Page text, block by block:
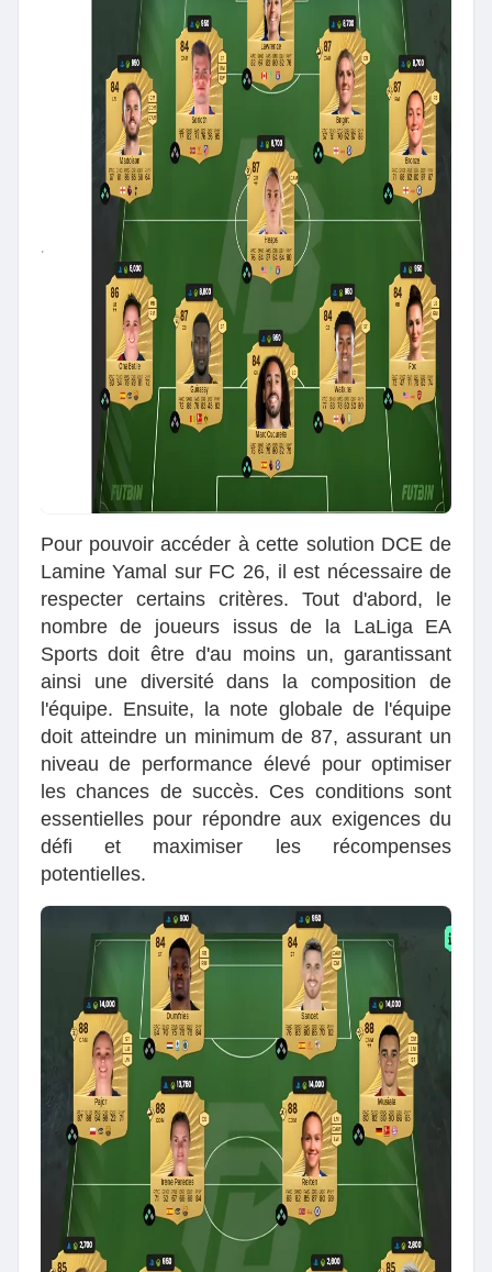
Pour pouvoir accéder à cette solution DCE de
Lamine Yamal sur FC 26, il est nécessaire de
respecter certains critères. Tout d'abord, le
nombre de joueurs issus de la LaLiga EA
Sports doit être d'au moins un, garantissant
ainsi une diversité dans la composition de
l'équipe. Ensuite, la note globale de l'équipe
doit atteindre un minimum de 87, assurant un
niveau de performance élevé pour optimiser
les chances de succès. Ces conditions sont
essentielles pour répondre aux exigences du
défi et maximiser les récompenses
potentielles.